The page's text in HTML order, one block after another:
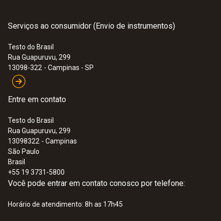
Preta
:0635 9570
incluindo sensor de temperatura
Serviços ao consumidor (Envio de instrumentos)
Testo do Brasil
Rua Guapuruvu, 299
13098-322 - Campinas - SP
Entre em contato
Testo do Brasil
Rua Guapuruvu, 299
13098322 - Campinas
São Paulo
Brasil
+55 19 3731-5800
Você pode entrar em contato conosco por telefone:
Horário de atendimento: 8h as 17h45